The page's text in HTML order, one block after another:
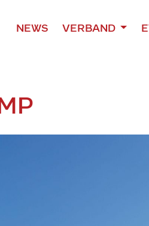
NEWS VERBAND